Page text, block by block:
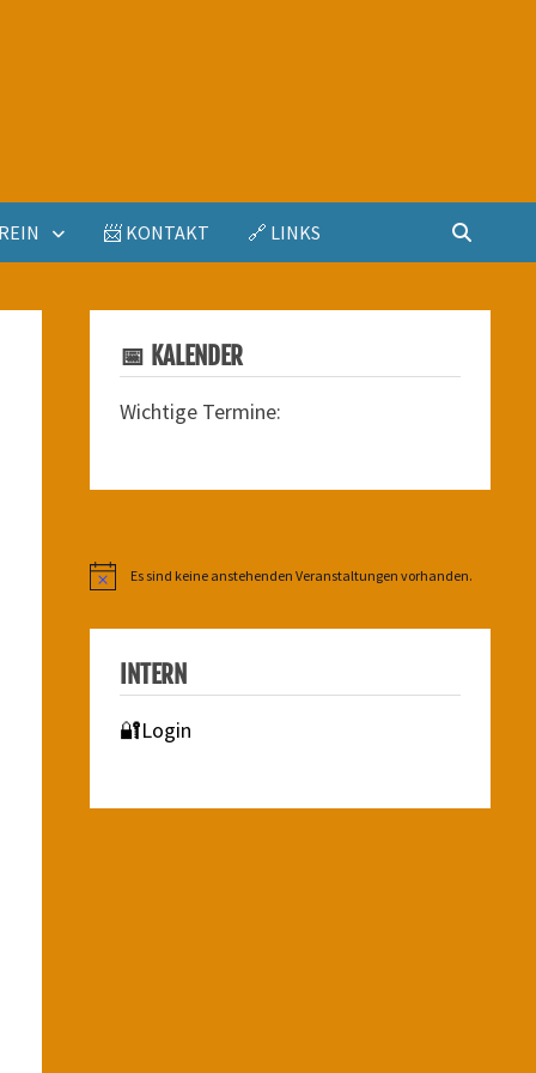
📨 KONTAKT 🔗 LINKS
📅 KALENDER
Wichtige Termine:
HinweisEs sind keine anstehenden Veranstaltungen vorhanden.
INTERN
🔐Login